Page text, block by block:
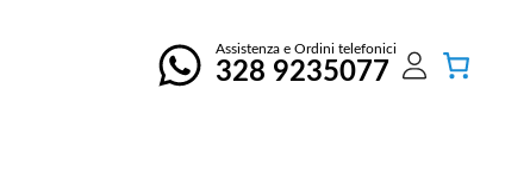
Assistenza e Ordini telefonici
328 9235077